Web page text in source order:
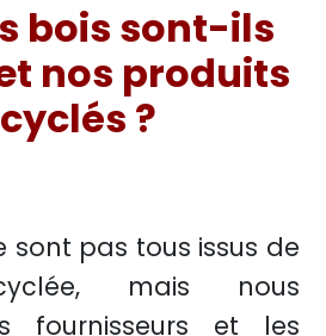
bois sont-ils
nos produits
?
sont pas tous issus de
mais nous
fournisseurs et les